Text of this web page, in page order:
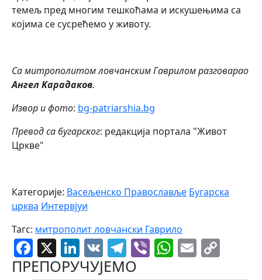
темељ пред многим тешкоћама и искушењима са
којима се сусрећемо у животу.
Са митрополитом ловчанским Гаврилом разговарао
Ангел Карадаков.
Извор и фото: bg-patriarshia.bg
Превод са бугарског: редакција портала "Живот
Цркве"
Категорије: Васељенско Православље Бугарска
црква Интервјуи
Тагс: митрополит ловчански Гаврило
Facebook
X LinkedIn
VK Telegram
Viber Email
ПРЕПОРУЧУЈЕМО